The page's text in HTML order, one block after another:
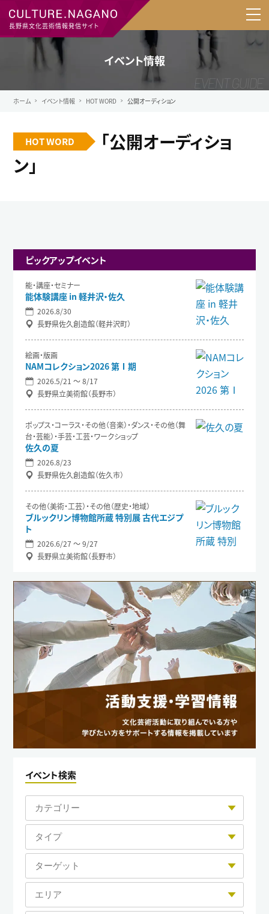
長野県文化芸術情報発信サイト
イベント情報
ホーム イベント情報 HOT WORD 公開オーディション
HOT WORD
「公開オーディショ
ン」
ピックアップイベント
能・講座・セミナー
能体験講座 in 軽井沢・佐久
2026.8/30
長野県佐久創造館（軽井沢町）
絵画・版画
NAMコレクション2026 第Ⅰ期
2026.5/21 〜 8/17
長野県立美術館（長野市）
ポップス・コーラス・その他（音楽）・ダンス・その他（舞
台・芸能）・手芸・工芸・ワークショップ
佐久の夏
2026.8/23
長野県佐久創造館（佐久市）
その他（美術・工芸）・その他（歴史・地域）
ブルックリン博物館所蔵 特別展 古代エジプ
ト
2026.6/27 〜 9/27
長野県立美術館（長野市）
イベント検索